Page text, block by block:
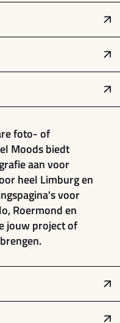
foto- of
Moods biedt
aan voor
heel Limburg en
voor
Roermond en
jouw project of